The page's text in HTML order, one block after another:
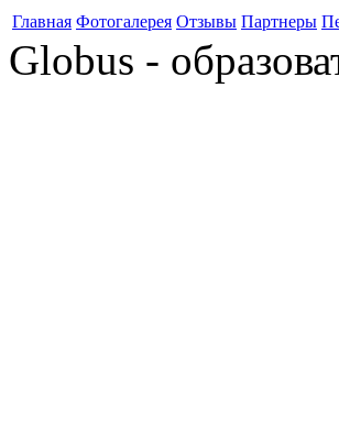
Главная Фотогалерея Отзывы Партнеры
Globus -